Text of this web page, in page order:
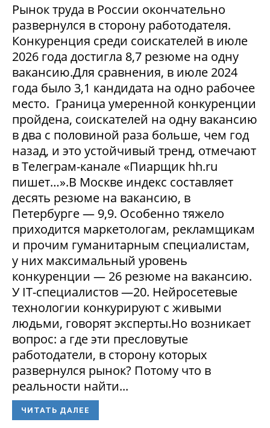
Рынок труда в России окончательно
развернулся в сторону работодателя.
Конкуренция среди соискателей в июле
2026 года достигла 8,7 резюме на одну
вакансию.Для сравнения, в июле 2024
года было 3,1 кандидата на одно рабочее
место. Граница умеренной конкуренции
пройдена, соискателей на одну вакансию
в два с половиной раза больше, чем год
назад, и это устойчивый тренд, отмечают
в Телеграм-канале «Пиарщик hh.ru
пишет…».В Москве индекс составляет
десять резюме на вакансию, в
Петербурге — 9,9. Особенно тяжело
приходится маркетологам, рекламщикам
и прочим гуманитарным специалистам,
у них максимальный уровень
конкуренции — 26 резюме на вакансию.
У IT-специалистов —20. Нейросетевые
технологии конкурируют с живыми
людьми, говорят эксперты.Но возникает
вопрос: а где эти пресловутые
работодатели, в сторону которых
развернулся рынок? Потому что в
реальности найти...
ЧИТАТЬ ДАЛЕЕ